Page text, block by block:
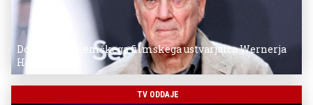
Donostia za nemškega filmskega ustvarjalca Wernerja
Herzoga
TV ODDAJE